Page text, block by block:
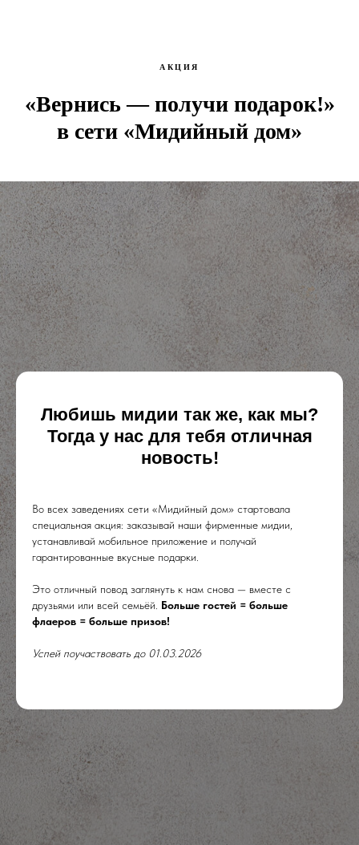
АКЦИЯ
«Вернись — получи подарок!»
в сети «Мидийный дом»
Любишь мидии так же, как мы?
Тогда у нас для тебя отличная
новость!
Во всех заведениях сети «Мидийный дом» стартовала
специальная акция: заказывай наши фирменные мидии,
устанавливай мобильное приложение и получай
гарантированные вкусные подарки.
Это отличный повод заглянуть к нам снова — вместе с
друзьями или всей семьёй. Больше гостей = больше
флаеров = больше призов!
Успей поучаствовать до 01.03.2026